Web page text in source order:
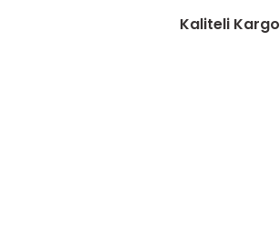
Kaliteli Kargo